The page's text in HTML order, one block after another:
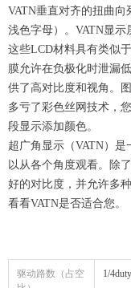
VATN垂直对齐的扭曲
浅色字母）。VATN显示
这些LCD材料具有类似
膜允许在负极化时泄漏
供了高对比度和视角。
多亏了彩色丝网技术，
段显示添加颜色。
超广角显示（VATN）
以从各个角度观看。除
好的对比度，并允许多
看看VATN是否适合您。
驱动路数（占空
1/